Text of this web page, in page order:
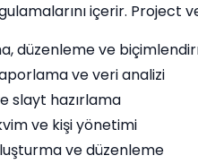
içerir. Project
düzenleme ve
ve veri analizi
slayt hazırlama
ve kişi yönetimi
ve düzenleme